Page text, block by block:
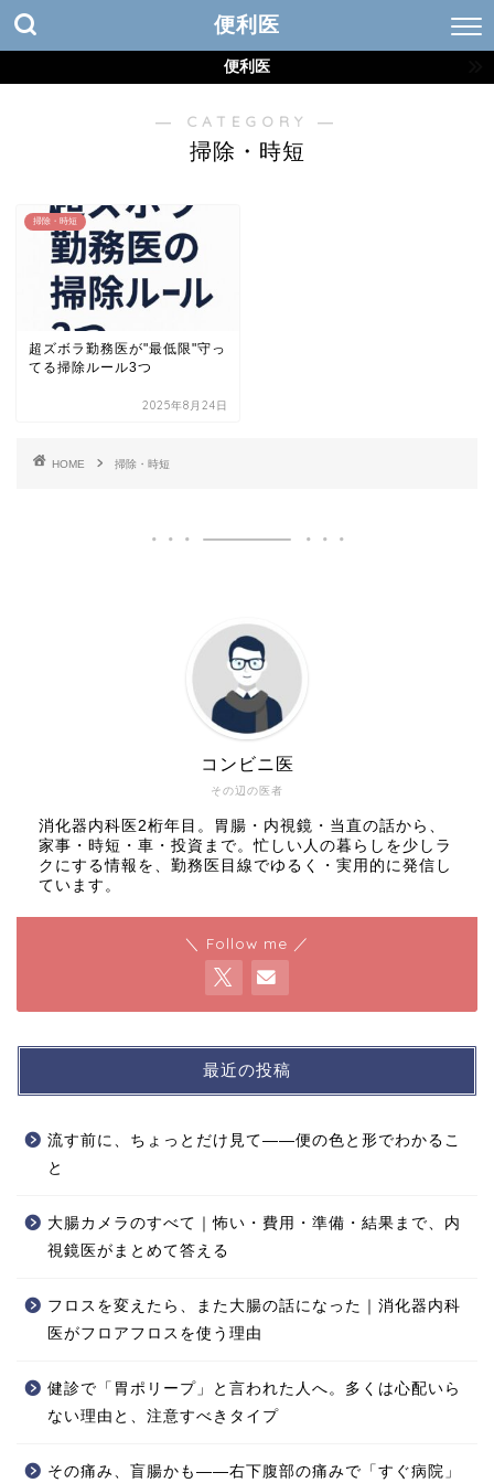
便利医
便利医
― CATEGORY ―
掃除・時短
掃除・時短
超ズボラ勤務医が"最低限"守っ
てる掃除ルール3つ
2025年8月24日
HOME 掃除・時短
その辺の医者
コンビニ医
消化器内科医2桁年目。胃腸・内視鏡・当直の話から、
家事・時短・車・投資まで。忙しい人の暮らしを少しラ
クにする情報を、勤務医目線でゆるく・実用的に発信し
ています。
＼ Follow me ／
最近の投稿
流す前に、ちょっとだけ見て——便の色と形でわかるこ
と
大腸カメラのすべて｜怖い・費用・準備・結果まで、内
視鏡医がまとめて答える
フロスを変えたら、また大腸の話になった｜消化器内科
医がフロアフロスを使う理由
健診で「胃ポリープ」と言われた人へ。多くは心配いら
ない理由と、注意すべきタイプ
その痛み、盲腸かも——右下腹部の痛みで「すぐ病院」